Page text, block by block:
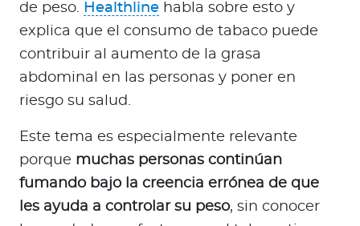
d
de peso. Healthline habla sobre esto y
explica que el consumo de tabaco puede
contribuir al aumento de la grasa
abdominal en las personas y poner en
riesgo su salud.
Este tema es especialmente relevante
porque muchas personas continúan
fumando bajo la creencia errónea de que
les ayuda a controlar su peso, sin conocer